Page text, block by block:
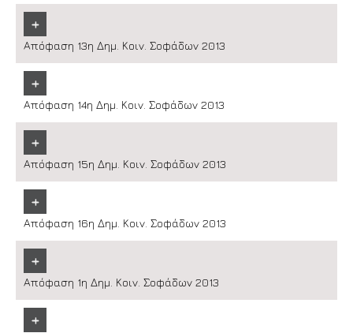
+
Απόφαση 13η Δημ. Κοιν. Σοφάδων 2013
+
Απόφαση 14η Δημ. Κοιν. Σοφάδων 2013
+
Απόφαση 15η Δημ. Κοιν. Σοφάδων 2013
+
Απόφαση 16η Δημ. Κοιν. Σοφάδων 2013
+
Απόφαση 1η Δημ. Κοιν. Σοφάδων 2013
+